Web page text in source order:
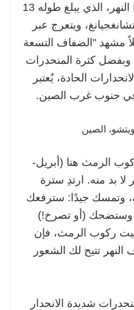
المسافرين الشباب. يُعد هذا النهر، الذي يبلغ طوله 13
ويتعرج عبر
مشهد "الضفاف التسعة
وبفضل كثرة المنحدرات
الحادة، يُعتبر
جنوب غرب الصين.
الرمث هنا (أبريل-
بد منه. ارتدِ سترة
وتمسك جيدًا: سترفعك
وستضحك (أو تصرخ!)
ركوب الرمث، فإن
تتيح لك الشعور
شديدة الانحدار